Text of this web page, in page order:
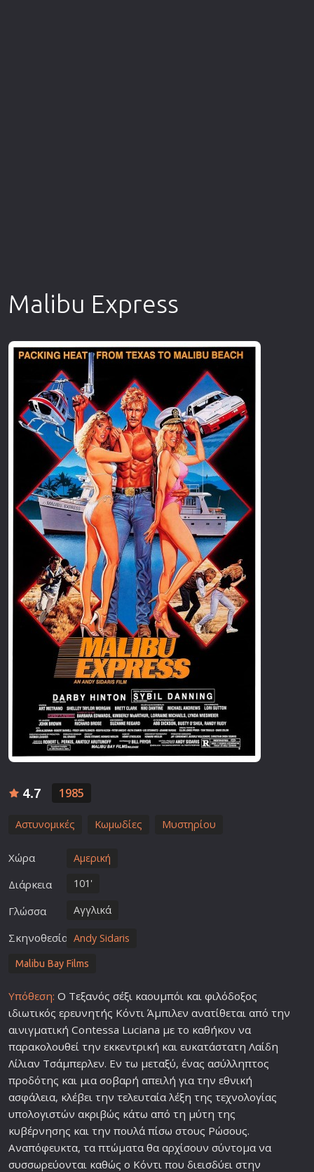
Malibu Express
4.7 1985
Αστυνομικές Κωμωδίες Μυστηρίου
Χώρα Αμερική
Διάρκεια 101'
Γλώσσα Αγγλικά
Σκηνοθεσία Andy Sidaris
Malibu Bay Films
Υπόθεση: Ο Τεξανός σέξι καουμπόι και φιλόδοξος
ιδιωτικός ερευνητής Κόντι Άμπιλεν ανατίθεται από την
αινιγματική Contessa Luciana με το καθήκον να
παρακολουθεί την εκκεντρική και ευκατάστατη Λαίδη
Λίλιαν Τσάμπερλεν. Εν τω μεταξύ, ένας ασύλληπτος
προδότης και μια σοβαρή απειλή για την εθνική
ασφάλεια, κλέβει την τελευταία λέξη της τεχνολογίας
υπολογιστών ακριβώς κάτω από τη μύτη της
κυβέρνησης και την πουλά πίσω στους Ρώσους.
Αναπόφευκτα, τα πτώματα θα αρχίσουν σύντομα να
συσσωρεύονται καθώς ο Κόντι που διεισδύει στην